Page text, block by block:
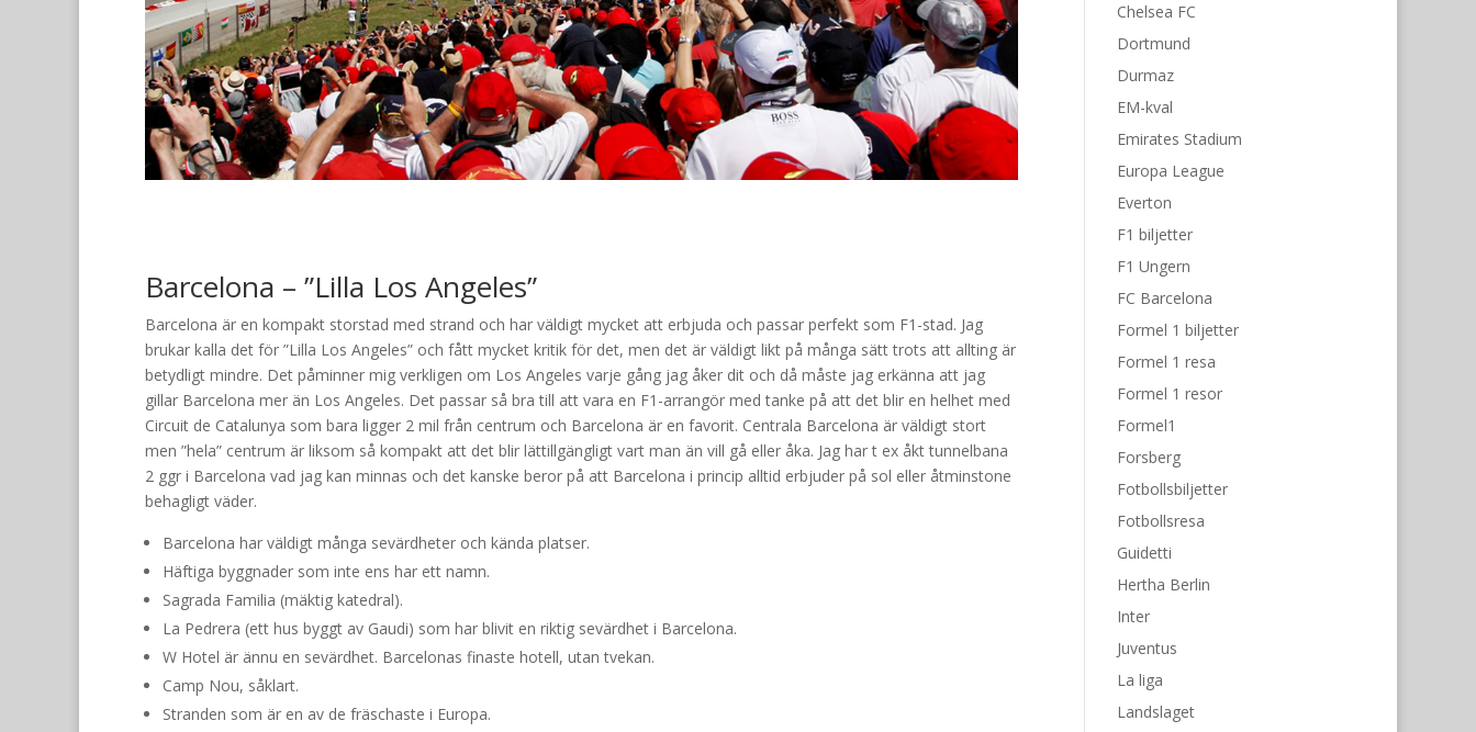
Barcelona – ”Lilla Los Angeles”
Barcelona är en kompakt storstad med strand och har väldigt mycket att erbjuda och passar perfekt som F1-stad. Jag
brukar kalla det för ”Lilla Los Angeles” och fått mycket kritik för det, men det är väldigt likt på många sätt trots att allting är
betydligt mindre. Det påminner mig verkligen om Los Angeles varje gång jag åker dit och då måste jag erkänna att jag
gillar Barcelona mer än Los Angeles. Det passar så bra till att vara en F1-arrangör med tanke på att det blir en helhet med
Circuit de Catalunya som bara ligger 2 mil från centrum och Barcelona är en favorit. Centrala Barcelona är väldigt stort
men ”hela” centrum är liksom så kompakt att det blir lättillgängligt vart man än vill gå eller åka. Jag har t ex åkt tunnelbana
2 ggr i Barcelona vad jag kan minnas och det kanske beror på att Barcelona i princip alltid erbjuder på sol eller åtminstone
behagligt väder.
Barcelona har väldigt många sevärdheter och kända platser.
Häftiga byggnader som inte ens har ett namn.
Sagrada Familia (mäktig katedral).
La Pedrera (ett hus byggt av Gaudi) som har blivit en riktig sevärdhet i Barcelona.
W Hotel är ännu en sevärdhet. Barcelonas finaste hotell, utan tvekan.
Camp Nou, såklart.
Stranden som är en av de fräschaste i Europa.
Chelsea FC
Dortmund
Durmaz
EM-kval
Emirates Stadium
Europa League
Everton
F1 biljetter
F1 Ungern
FC Barcelona
Formel 1 biljetter
Formel 1 resa
Formel 1 resor
Formel1
Forsberg
Fotbollsbiljetter
Fotbollsresa
Guidetti
Hertha Berlin
Inter
Juventus
La liga
Landslaget